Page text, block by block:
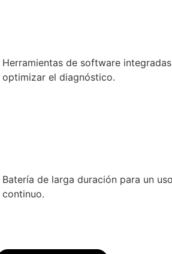
Herramientas de software
optimizar el diagnóstico.
Batería de larga duración para un uso
continuo.